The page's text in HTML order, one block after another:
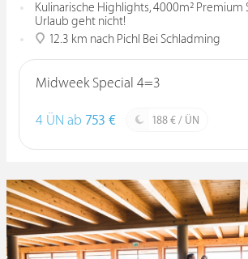
Kulinarische Highlights, 4000m² Premium
Urlaub geht nicht!
12.3 km nach Pichl Bei Schladming
Midweek Special 4=3
4 ÜN ab 753 € 188 € / ÜN